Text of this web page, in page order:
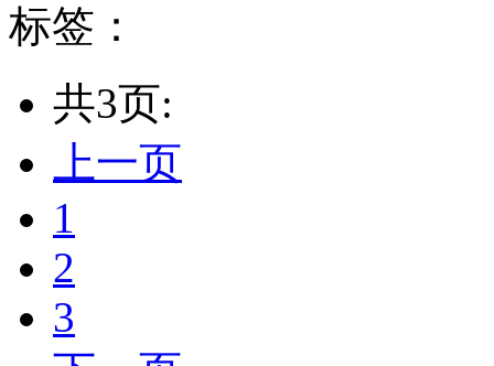
标签：
共3页:
上一页
1
2
3